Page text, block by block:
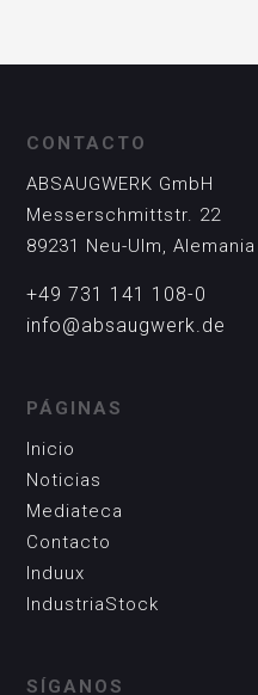
CONTACTO
ABSAUGWERK GmbH
Messerschmittstr. 22
89231 Neu-Ulm, Alemania
+49 731 141 108-0
info@absaugwerk.de
PÁGINAS
Inicio
Noticias
Mediateca
Contacto
Induux
IndustriaStock
SÍGANOS